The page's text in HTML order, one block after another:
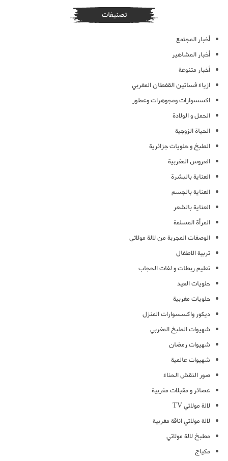
تصنيفات
أخبار المجتمع
أخبار المشاهير
أخبار متنوعة
ازياء فساتين القفطان المغربي
اكسسوارات ومجوهرات وعطور
الحمل و الولادة
الحياة الزوجية
الطبخ و حلويات جزائرية
العروس المغربية
العناية بالبشرة
العناية بالجسم
العناية بالشعر
المرأة المسلمة
الوصفات المجربة من لالة مولاتي
تربية الاطفال
تعليم ربطات و لفات الحجاب
حلويات العيد
حلويات مغربية
ديكور واكسسوارات المنزل
شهيوات الطبخ المغربي
شهيوات رمضان
شهيوات عالمية
صور النقش الحناء
عصائر و مقبلات مغربية
لالة مولاتي TV
لالة مولاتي اناقة مغربية
مطبخ لالة مولاتي
مكياج